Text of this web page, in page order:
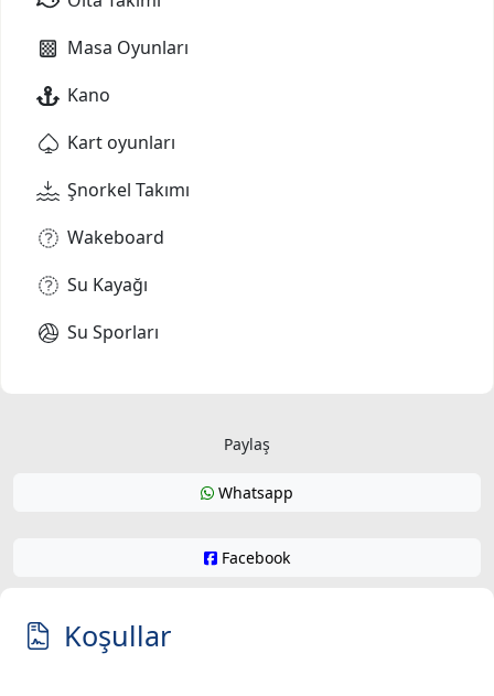
Masa Oyunları
Kano
Kart oyunları
Şnorkel Takımı
Wakeboard
Su Kayağı
Su Sporları
Paylaş
Whatsapp
Facebook
Koşullar